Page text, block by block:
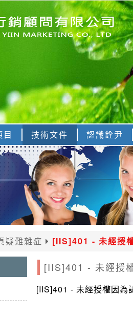
目 技術文件 認識銓尹
疑難雜症 [IIS]401 - 未經授
[IIS]401 - 未經授
[IIS]401 - 未經授權因為